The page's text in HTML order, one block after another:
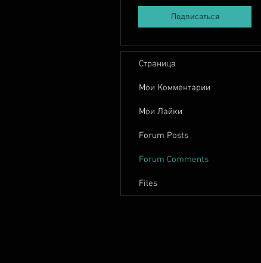
Подписаться
Страница
Мои Комментарии
Мои Лайки
Forum Posts
Forum Comments
Files